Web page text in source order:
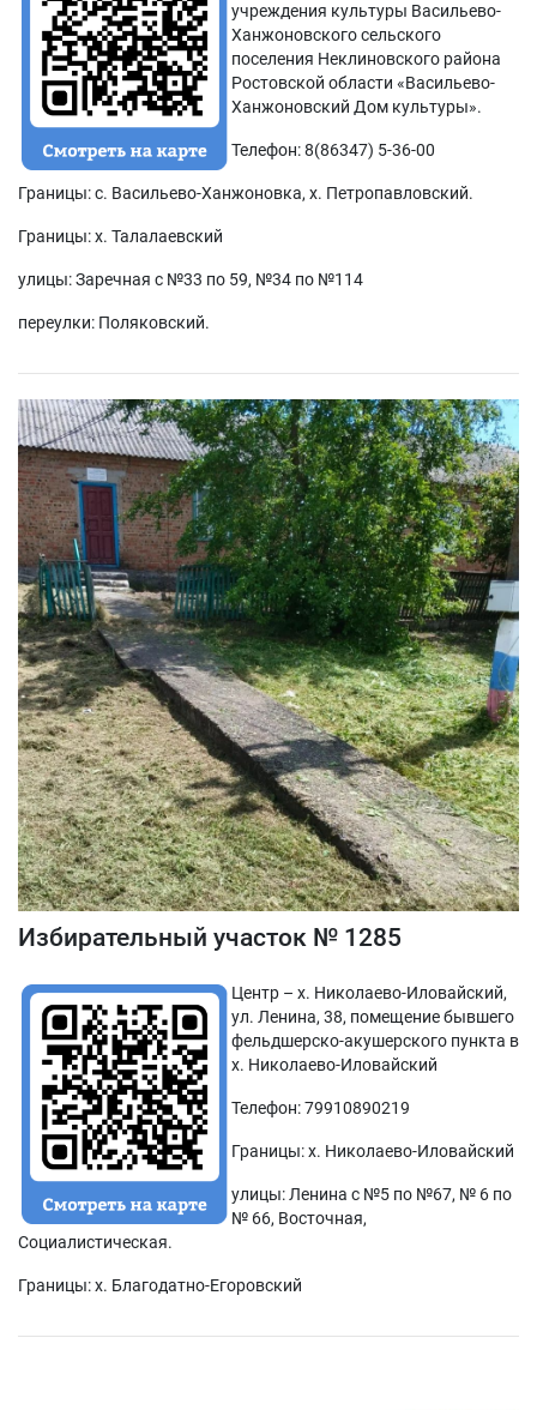
учреждения культуры Васильево-
Ханжоновского сельского
поселения Неклиновского района
Ростовской области «Васильево-
Ханжоновский Дом культуры».
Телефон: 8(86347) 5-36-00
Границы: с. Васильево-Ханжоновка, х. Петропавловский.
Границы: х. Талалаевский
улицы: Заречная с №33 по 59, №34 по №114
переулки: Поляковский.
Избирательный участок № 1285
Центр – х. Николаево-Иловайский,
ул. Ленина, 38, помещение бывшего
фельдшерско-акушерского пункта в
х. Николаево-Иловайский
Телефон: 79910890219
Границы: х. Николаево-Иловайский
улицы: Ленина с №5 по №67, № 6 по
№ 66, Восточная,
Социалистическая.
Границы: х. Благодатно-Егоровский